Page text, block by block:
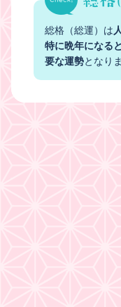
総格（総運）は
特に晩年になる
要な運勢となり